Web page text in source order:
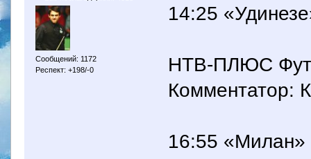
Сообщений: 1172
Респект: +198/-0
14:25
НТВ-ПЛЮС
Комментатор:
16:55 «Милан»